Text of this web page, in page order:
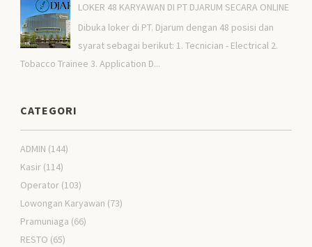
LOKER 48 KARYAWAN DI PT DJARUM SECARA ONLINE
Dibuka loker di PT. Djarum dengan 48 posisi dan
syarat sebagai berikut: 1. Tecnician - Electrical 2.
Tobacco Trainee 3. Application D...
CATEGORI
ADMIN (144)
Kasir (114)
Operator (103)
Lowongan Karyawan (73)
Pramuniaga (66)
RESTO (65)